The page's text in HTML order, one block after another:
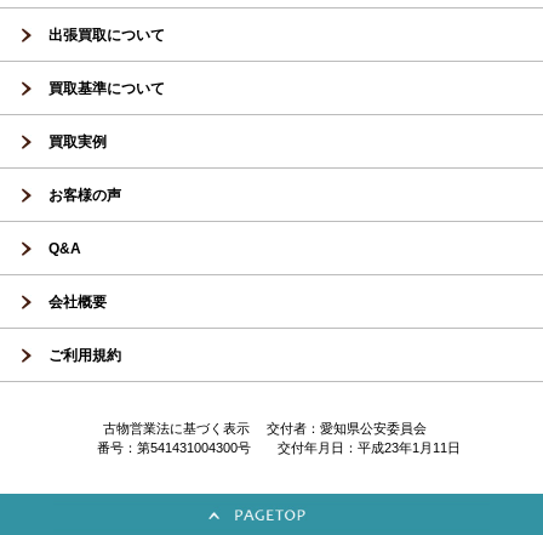
出張買取について
買取基準について
買取実例
お客様の声
Q&A
会社概要
ご利用規約
古物営業法に基づく表示 交付者：愛知県公安委員会
番号：第541431004300号 交付年月日：平成23年1月11日